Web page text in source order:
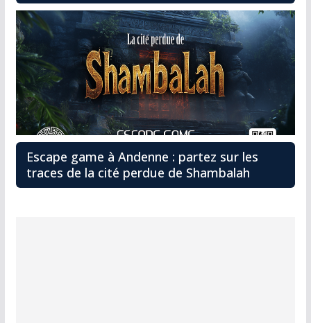
Escape game à Andenne : partez sur les
traces de la cité perdue de Shambalah